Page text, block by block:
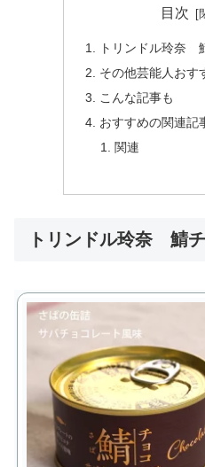
目次
トリンドル玲奈
その他芸能人おす
こんな記事も
おすすめの関連記
関連
トリンドル玲奈 鯖